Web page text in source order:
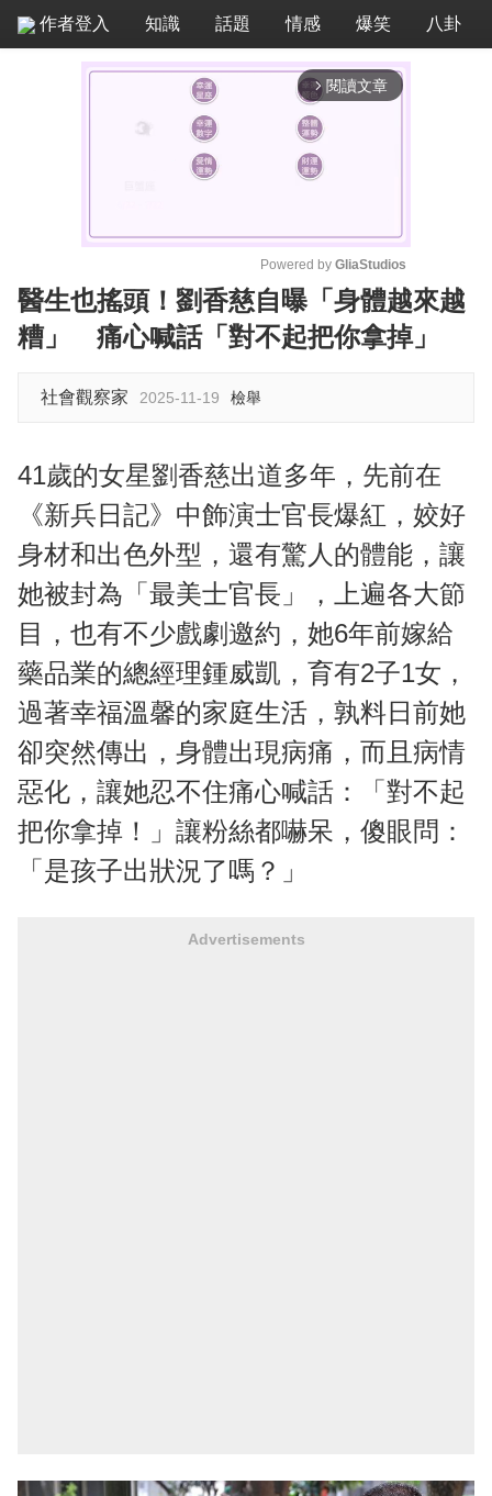
作者登入 知識 話題 情感 爆笑 八卦
arrow_forward_ios 閱讀文章
M
u
Powered by GliaStudios
醫生也搖頭！劉香慈自曝「身體越來越
糟」 痛心喊話「對不起把你拿掉」
社會觀察家 2025-11-19 檢舉
41歲的女星劉香慈出道多年，先前在
《新兵日記》中飾演士官長爆紅，姣好
身材和出色外型，還有驚人的體能，讓
她被封為「最美士官長」，上遍各大節
目，也有不少戲劇邀約，她6年前嫁給
藥品業的總經理鍾威凱，育有2子1女，
過著幸福溫馨的家庭生活，孰料日前她
卻突然傳出，身體出現病痛，而且病情
惡化，讓她忍不住痛心喊話：「對不起
把你拿掉！」讓粉絲都嚇呆，傻眼問：
「是孩子出狀況了嗎？」
Advertisements